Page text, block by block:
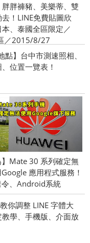
胖胖褲豬、美樂蒂、雙
！LINE免費貼圖欣
、泰國全區限定／
／2015/8/27
點】台中市測速照相、
位置一覽表！
】Mate 30 系列確定無
應用程式服務！
令、Android系統
你調整 LINE 字體大
學、手機版、介面放